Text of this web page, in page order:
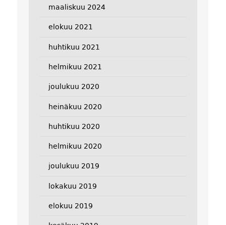
maaliskuu 2024
elokuu 2021
huhtikuu 2021
helmikuu 2021
joulukuu 2020
heinäkuu 2020
huhtikuu 2020
helmikuu 2020
joulukuu 2019
lokakuu 2019
elokuu 2019